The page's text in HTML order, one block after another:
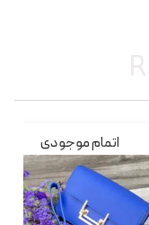
اتمام موجودی